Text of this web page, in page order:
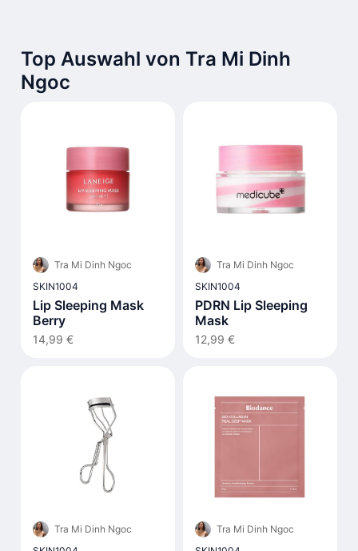
Top Auswahl von Tra Mi Dinh
Ngoc
Tra Mi Dinh Ngoc
SKIN1004
Lip Sleeping Mask
Berry
14,99 €
Tra Mi Dinh Ngoc
SKIN1004
PDRN Lip Sleeping
Mask
12,99 €
Tra Mi Dinh Ngoc
Tra Mi Dinh Ngoc